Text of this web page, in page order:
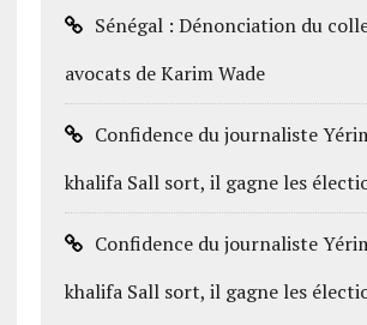
Sénégal : Dénonciation du
avocats de Karim Wade
Confidence du journaliste
khalifa Sall sort, il gagne les
Confidence du journaliste
khalifa Sall sort, il gagne les